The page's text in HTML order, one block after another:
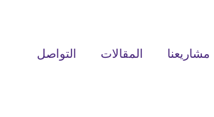
مشاريعنا المقالات التواصل